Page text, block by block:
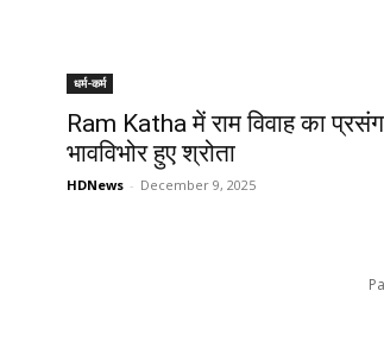
धर्म-कर्म
Ram Katha में राम विवाह का
भावविभोर हुए श्रोता
HDNews - December 9, 2025